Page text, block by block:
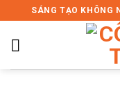
to
content
SÁNG TẠO KHÔNG